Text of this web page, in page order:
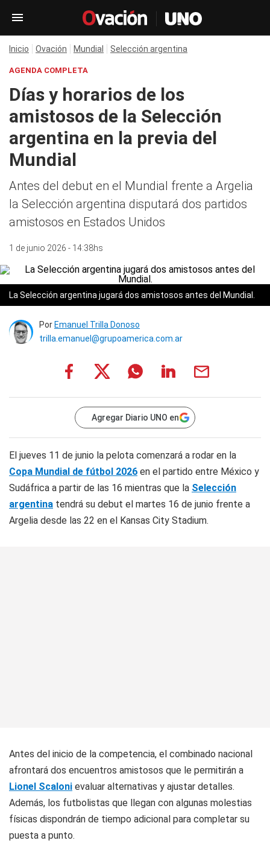
Inicio Ovación Mundial Selección argentina
AGENDA COMPLETA
Días y horarios de los
amistosos de la Selección
argentina en la previa del
Mundial
Antes del debut en el Mundial frente a Argelia
la Selección argentina disputará dos partidos
amistosos en Estados Unidos
1 de junio 2026 - 14:38hs
La Selección argentina jugará dos amistosos antes del Mundial.
Por Emanuel Trilla Donoso
trilla.emanuel@grupoamerica.com.ar
Agregar Diario UNO en
El jueves 11 de junio la pelota comenzará a rodar en la
Copa Mundial de fútbol 2026 en el partido entre México y
Sudáfrica a partir de las 16 mientras que la Selección
argentina tendrá su debut el martes 16 de junio frente a
Argelia desde las 22 en el Kansas City Stadium.
Antes del inicio de la competencia, el combinado nacional
afrontará dos encuentros amistosos que le permitirán a
Lionel Scaloni evaluar alternativas y ajustar detalles.
Además, los futbolistas que llegan con algunas molestias
físicas dispondrán de tiempo adicional para completar su
puesta a punto.